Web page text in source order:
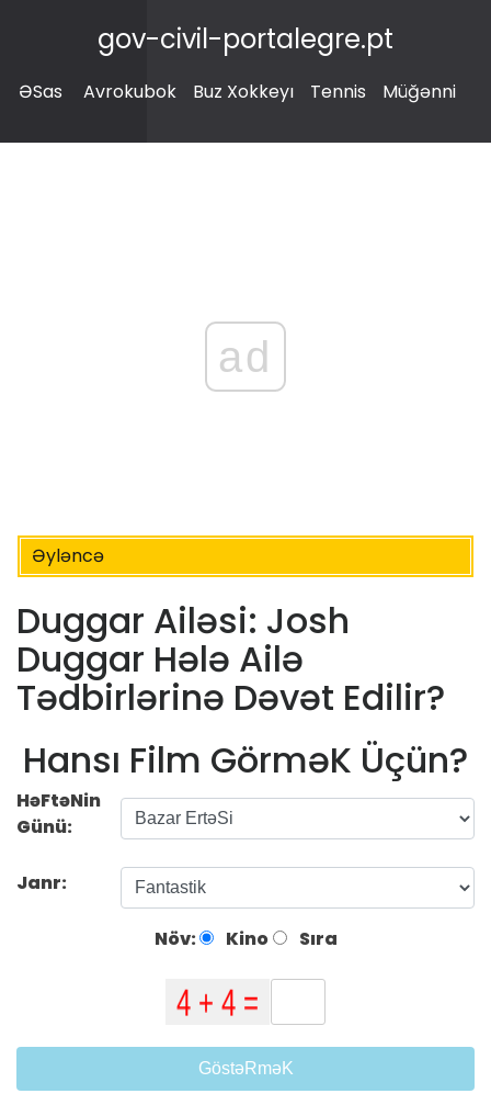
gov-civil-portalegre.pt
ƏSas Avrokubok Buz Xokkeyı Tennis Müğənni
ad
Əyləncə
Duggar Ailəsi: Josh
Duggar Hələ Ailə
Tədbirlərinə Dəvət Edilir?
Hansı Film GörməK Üçün?
HəFtəNin
Günü:
Janr:
Növ: Kino Sıra
GöstəRməK